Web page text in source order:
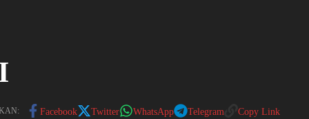
Facebook Twitter WhatsApp Telegram Copy Link